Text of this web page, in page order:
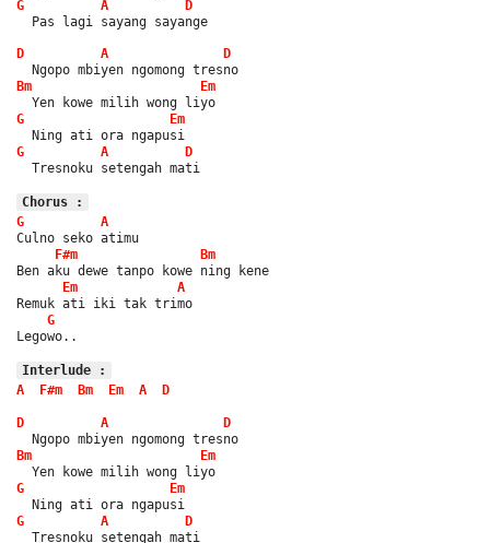
G
A
D
  Pas lagi sayang sayange
D A
D
  Ngopo mbiyen ngomong tresno
Bm
Em
  Yen kowe milih wong liyo
G
Em
  Ning ati ora ngapusi
G
A
D
  Tresnoku setengah mati
Chorus :
G
A
Culno seko atimu
F#m
Bm
Ben aku dewe tanpo kowe ning kene
Em
A
Remuk ati iki tak trimo
G
Legowo..
Interlude :
A
F#m Bm Em A D
D A
D
  Ngopo mbiyen ngomong tresno
Bm
Em
  Yen kowe milih wong liyo
G
Em
  Ning ati ora ngapusi
G
A
D
  Tresnoku setengah mati